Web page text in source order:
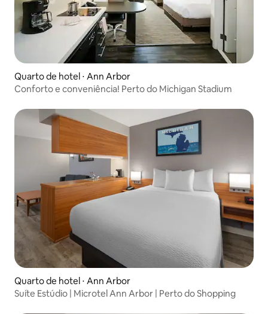
Quarto de hotel ⋅ Ann Arbor
Conforto e conveniência! Perto do Michigan Stadium
Quarto de hotel ⋅ Ann Arbor
Suíte Estúdio | Microtel Ann Arbor | Perto do Shopping